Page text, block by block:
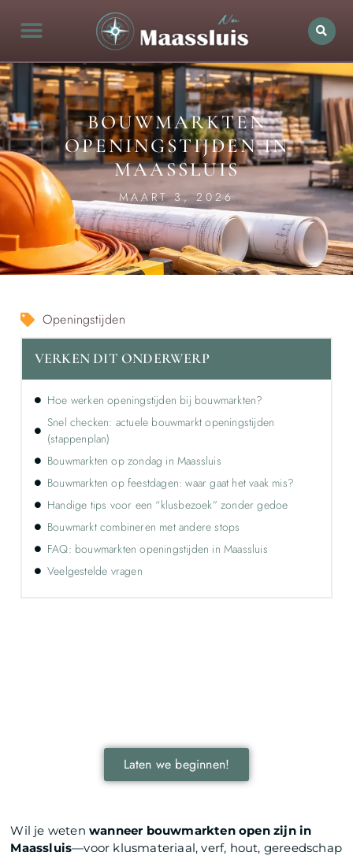
BOUWMARKTEN
OPENINGSTIJDEN IN
MAASSLUIS
MAART 3, 2026
Wil je wetenwanneer bouwmarkten open zijn in
Maassluis—voor klusmateriaal, verf, hout, gereedschap
Openingstijden
VERKEN DIT ONDERWERP
Hoe werken openingstijden bij bouwmarkten?
Snel checken: actuele bouwmarkt openingstijden
(stappenplan)
Bouwmarkten op zondag in Maassluis
Bouwmarkten op feestdagen: waar gaat het vaak mis?
Handige tips voor een “klusbezoek” zonder gedoe
Bouwmarkt combineren met andere stops
FAQ: bouwmarkten openingstijden in Maassluis
Veelgestelde vragen
Laten we beginnen!